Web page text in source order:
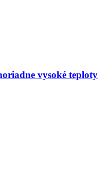
vysoké teploty